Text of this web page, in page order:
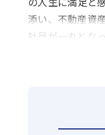
添い、不動産資
社員が一丸とな
ぐの全面ガラ
のある方いつ